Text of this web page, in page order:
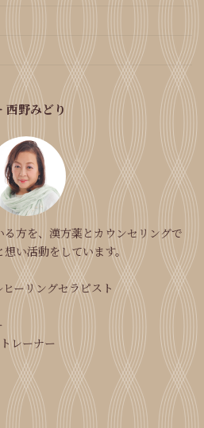
西野みどり
方を、漢方薬とカウンセリングで
い活動をしています。
ーリングセラピスト
レーナー